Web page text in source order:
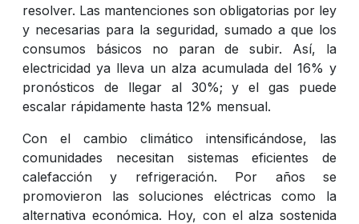
resolver. Las mantenciones son obligatorias por ley
y necesarias para la seguridad, sumado a que los
consumos básicos no paran de subir. Así, la
electricidad ya lleva un alza acumulada del 16% y
pronósticos de llegar al 30%; y el gas puede
escalar rápidamente hasta 12% mensual.
Con el cambio climático intensificándose, las
comunidades necesitan sistemas eficientes de
calefacción y refrigeración. Por años se
promovieron las soluciones eléctricas como la
alternativa económica. Hoy, con el alza sostenida